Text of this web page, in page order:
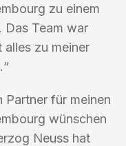
zu einem
Das Team war
zu meiner
Partner für meinen
wünschen
Neuss hat